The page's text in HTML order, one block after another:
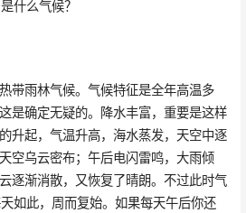
带雨林气候。气候特征是全年高温多
是确定无疑的。降水丰富，重要是这样
升起，气温升高，海水蒸发，天空中逐
空乌云密布；午后电闪雷鸣，大雨倾
逐渐消散，又恢复了晴朗。不过此时气
如此，周而复始。如果每天午后你还